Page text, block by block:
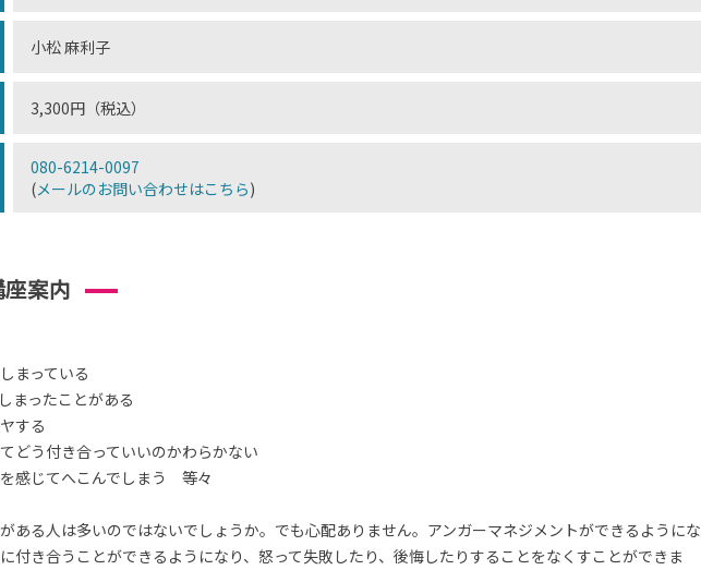
小松 麻利子
3,300円（税込）
080-6214-0097
(メールのお問い合わせはこちら)
案内
まっている
まったことがある
する
どう付き合っていいのかわらかない
感じてへこんでしまう 等々
ある人は多いのではないでしょうか。でも心配ありません。アンガーマネジメントができるようにな
付き合うことができるようになり、怒って失敗したり、後悔したりすることをなくすことができま